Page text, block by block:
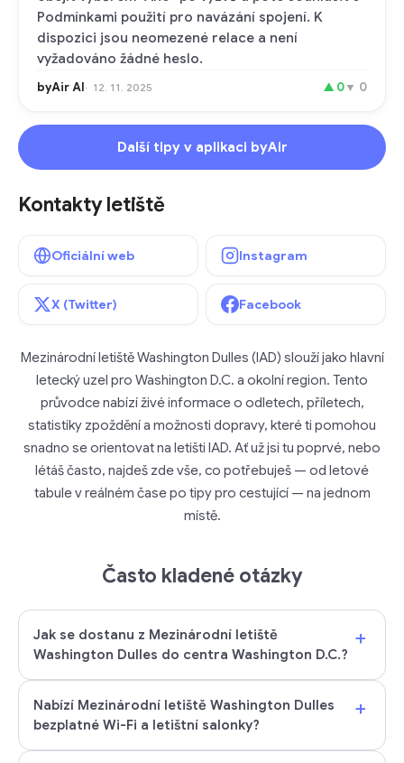
Podmínkami použití pro navázání spojení. K
dispozici jsou neomezené relace a není
vyžadováno žádné heslo.
byAir AI 12. 11. 2025 ▲ 0▼ 0
Další tipy v aplikaci byAir
Kontakty letiště
Oficiální web Instagram
X (Twitter) Facebook
Mezinárodní letiště Washington Dulles (IAD) slouží jako hlavní
letecký uzel pro Washington D.C. a okolní region. Tento
průvodce nabízí živé informace o odletech, příletech,
statistiky zpoždění a možnosti dopravy, které ti pomohou
snadno se orientovat na letišti IAD. Ať už jsi tu poprvé, nebo
létáš často, najdeš zde vše, co potřebuješ — od letové
tabule v reálném čase po tipy pro cestující — na jednom
místě.
Často kladené otázky
Jak se dostanu z Mezinárodní letiště
Washington Dulles do centra Washington D.C.?
+
Nabízí Mezinárodní letiště Washington Dulles
bezplatné Wi-Fi a letištní salonky?
+